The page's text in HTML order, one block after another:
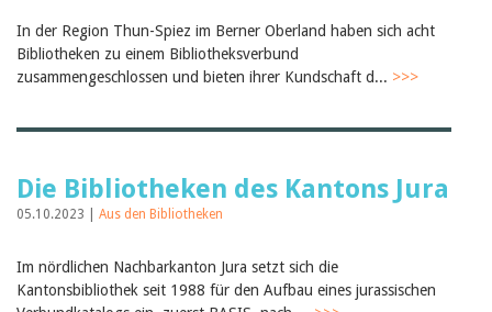
In der Region Thun-Spiez im Berner Oberland haben sich acht
Bibliotheken zu einem Bibliotheksverbund
zusammengeschlossen und bieten ihrer Kundschaft d... >>>
Die Bibliotheken des Kantons Jura
05.10.2023 | Aus den Bibliotheken
Im nördlichen Nachbarkanton Jura setzt sich die
Kantonsbibliothek seit 1988 für den Aufbau eines jurassischen